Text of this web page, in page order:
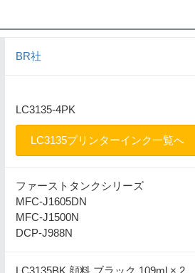
BR社
LC3135-4PK
LC3135プリンターインク一覧へ
ファーストタンクシリーズ
MFC-J1605DN
MFC-J1500N
DCP-J988N